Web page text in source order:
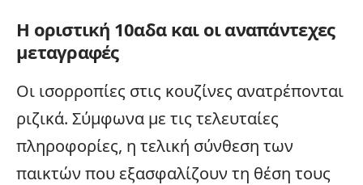
Η οριστική 10αδα και οι αναπάντεχες
μεταγραφές
Οι ισορροπίες στις κουζίνες ανατρέπονται
ριζικά. Σύμφωνα με τις τελευταίες
πληροφορίες, η τελική σύνθεση των
παικτών που εξασφαλίζουν τη θέση τους